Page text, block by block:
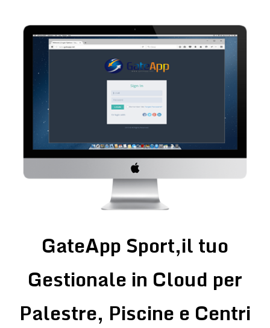
GateApp Sport,il tuo
Gestionale in Cloud per
Palestre, Piscine e Centri